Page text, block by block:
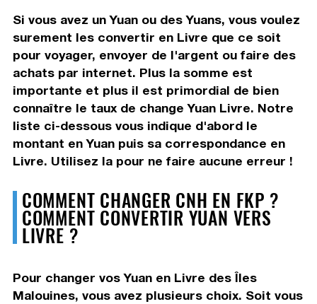
Si vous avez un Yuan ou des Yuans, vous voulez
surement les convertir en Livre que ce soit
pour voyager, envoyer de l'argent ou faire des
achats par internet. Plus la somme est
importante et plus il est primordial de bien
connaître le taux de change Yuan Livre. Notre
liste ci-dessous vous indique d'abord le
montant en Yuan puis sa correspondance en
Livre. Utilisez la pour ne faire aucune erreur !
COMMENT CHANGER CNH EN FKP ?
COMMENT CONVERTIR YUAN VERS
LIVRE ?
Pour changer vos Yuan en Livre des Îles
Malouines, vous avez plusieurs choix. Soit vous